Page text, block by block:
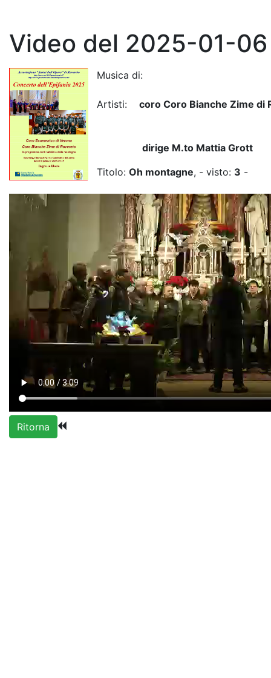
Video del 2025-01-06
Musica di:
Artisti: coro Coro Bianche Zime di
dirige M.to Mattia Grott
Titolo: Oh montagne, - visto: 3 -